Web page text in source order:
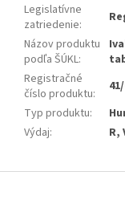
Legislatívne
zatriedenie:
Názov produktu
podľa ŠÚKL:
Registračné
číslo produktu:
Typ produktu:
Výdaj: R,